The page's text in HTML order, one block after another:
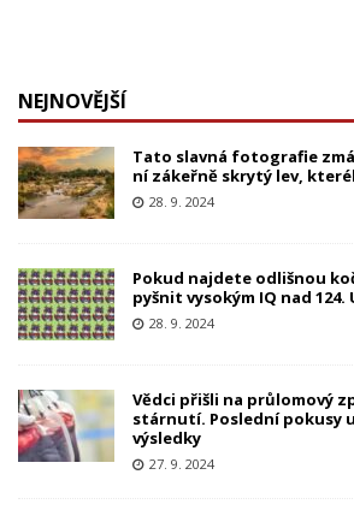
NEJNOVĚJŠÍ
Tato slavná fotografie
ní zákeřně skrytý lev,
28. 9. 2024
Pokud najdete odlišnou
pyšnit vysokým IQ nad 124.
28. 9. 2024
Vědci přišli na průlomový
stárnutí. Poslední pokusy
výsledky
27. 9. 2024